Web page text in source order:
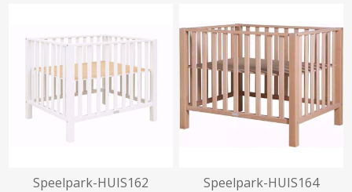
beschikbaar vanaf
Speelpark-HUIS162 Speelpark-HUIS164